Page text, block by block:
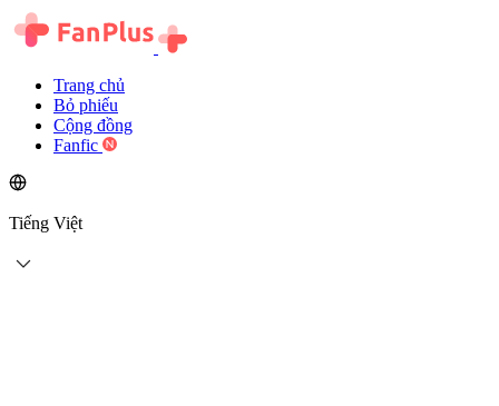
Trang chủ
Bỏ phiếu
Cộng đồng
Fanfic
Tiếng Việt